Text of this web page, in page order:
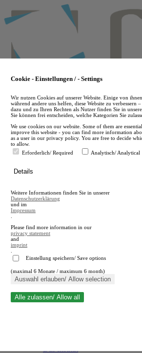
to
main
en
A
A
Suche schließen
Cookie - Einstellungen / - Settings
Wir nutzen Cookies auf unserer Website. Einige von ihnen
während andere uns helfen, diese Website zu verbessern
dazu und zu Ihren Rechten als Nutzer finden Sie in
Sie können frei entscheiden, welche Kategorien Sie
We use cookies on our website. Some of them are
improve this website - you can find more information
as a user in our privacy policy. You are free to decide
to allow.
Erforderlich/ Required
Analytisch/ Analytical
Details
Weitere Informationen finden Sie in unserer
Datenschutzerklärung
und im
Impressum
Please find more information in our
privacy statement
and
imprint
Einstellung speichern/ Save options
(maximal 6 Monate / maximum 6 month)
Auswahl erlauben/ Allow selection
Alle zulassen/ Allow all